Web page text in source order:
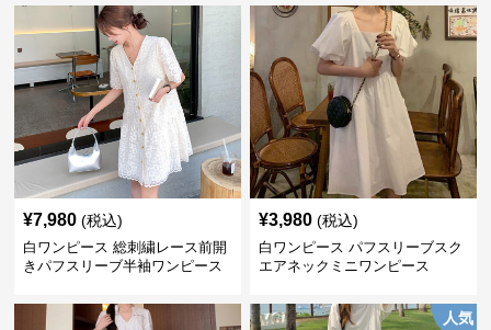
¥7,980 (税込)
白ワンピース 総刺繍レース前開
きパフスリーブ半袖ワンピース
¥3,980 (税込)
白ワンピース パフスリーブスク
エアネックミニワンピース
人気